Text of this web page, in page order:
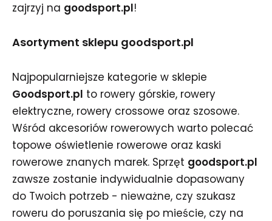
zajrzyj na goodsport.pl!
Asortyment sklepu goodsport.pl
Najpopularniejsze kategorie w sklepie
Goodsport.pl to rowery górskie, rowery
elektryczne, rowery crossowe oraz szosowe.
Wśród akcesoriów rowerowych warto polecać
topowe oświetlenie rowerowe oraz kaski
rowerowe znanych marek. Sprzęt goodsport.pl
zawsze zostanie indywidualnie dopasowany
do Twoich potrzeb - nieważne, czy szukasz
roweru do poruszania się po mieście, czy na